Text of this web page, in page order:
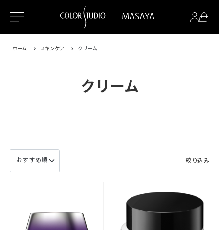
ホーム スキンケア クリーム
クリーム
絞り込み